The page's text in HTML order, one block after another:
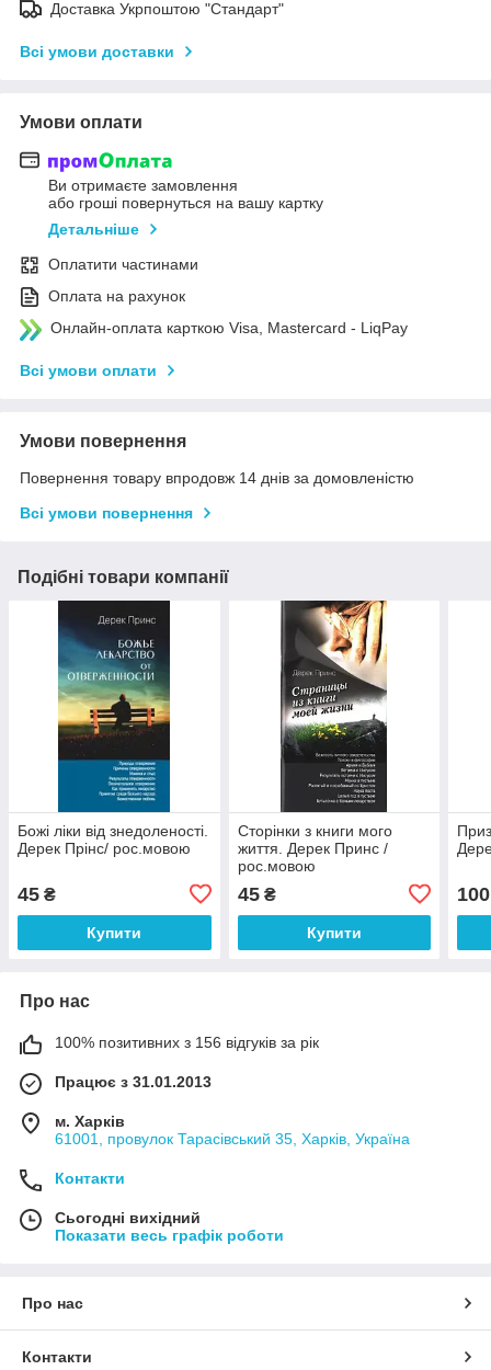
Доставка Укрпоштою "Стандарт"
Всі умови доставки
Умови оплати
Ви отримаєте замовлення
або гроші повернуться на вашу картку
Детальніше
Оплатити частинами
Оплата на рахунок
Онлайн-оплата карткою Visa, Mastercard - LiqPay
Всі умови оплати
Умови повернення
Повернення товару впродовж 14 днів за домовленістю
Всі умови повернення
Подібні товари компанії
Божі ліки від знедоленості.
Дерек Прінс/ рос.мовою
45 ₴
Купити
Сторінки з книги мого
життя. Дерек Принс /
рос.мовою
45₴
Купити
100
Про нас
100% позитивних з 156 відгуків за рік
Працює з 31.01.2013
м. Харків
61001, провулок Тарасівський 35, Харків, Україна
Контакти
Сьогодні вихідний
Показати весь графік роботи
Про нас
Контакти